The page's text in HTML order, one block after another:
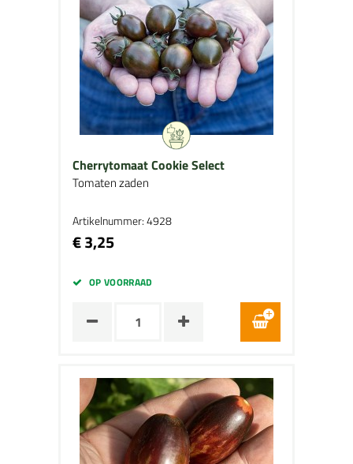
Cherrytomaat Cookie Select
Tomaten zaden
Artikelnummer: 4928
€ 3,25
OP VOORRAAD